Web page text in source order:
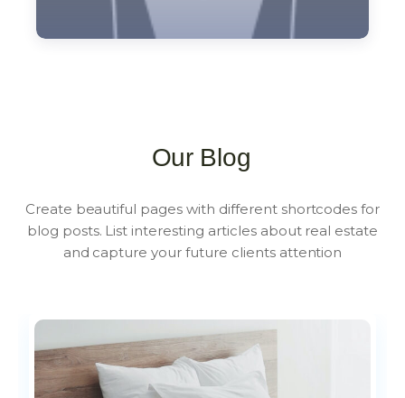
Our Blog
Create beautiful pages with different shortcodes for
blog posts. List interesting articles about real estate
and capture your future clients attention